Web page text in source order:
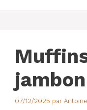
07/12/2025 par